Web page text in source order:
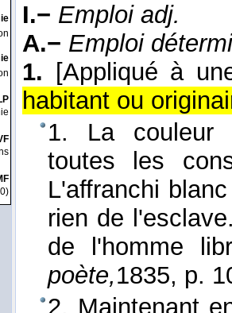
I.− Emploi adj.
A.− Emploi
1.
[Appliqué à
habitant ou
1. La
toutes les
L'affranchi
rien de
de l'homme
poète,1835, p.
2. Maintenant